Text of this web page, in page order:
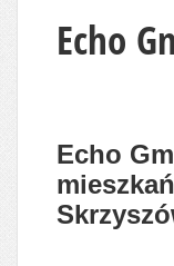
Echo
Echo